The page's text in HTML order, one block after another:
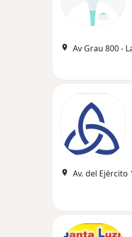
Av Grau 800 -
Av. del